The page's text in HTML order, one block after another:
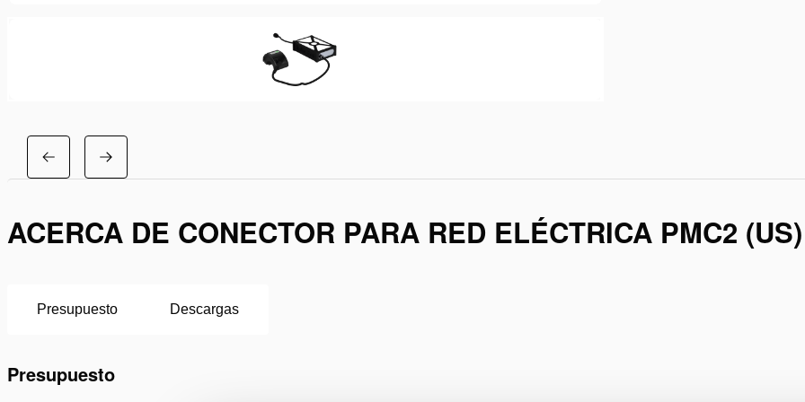
ACERCA DE CONECTOR PARA RED ELÉCTRICA PMC2 (US)
Presupuesto Descargas
Presupuesto